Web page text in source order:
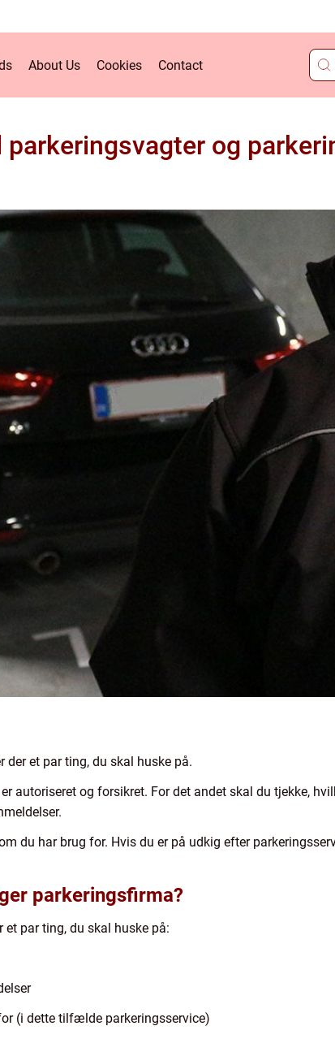
About Us Cookies Contact
og
et par ting, du skal huske på.
autoriseret og forsikret. For det andet skal du tjekke,
du har brug for. Hvis du er på udkig efter
parkeringsfirma?
par ting, du skal huske på:
(i dette tilfælde parkeringsservice)